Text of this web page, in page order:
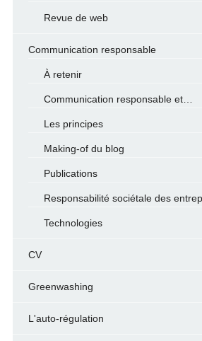
Revue de web
Communication responsable
À retenir
Communication responsable et…
Les principes
Making-of du blog
Publications
Responsabilité sociétale des
Technologies
CV
Greenwashing
L'auto-régulation